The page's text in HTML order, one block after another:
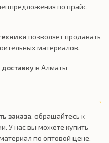
по прайс
позволяет продавать
материалов.
в Алматы
заказа, обращайтесь к
У нас вы можете купить
по оптовой цене.